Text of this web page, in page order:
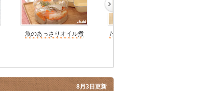
魚のあっさりオイル煮 たけのことカツオの角煮
8月3日更新